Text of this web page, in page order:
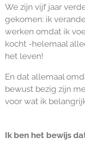
We zijn vijf jaar
gekomen: ik
werken omdat ik
kocht -helemaal
het leven!
En dat allemaal
bewust bezig zijn
voor wat ik
Ik ben het bewijs